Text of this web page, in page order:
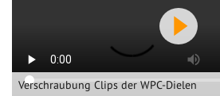
Verschraubung Clips der WPC-Dielen